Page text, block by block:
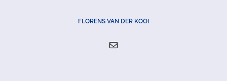
FLORENS VAN DER KOOI